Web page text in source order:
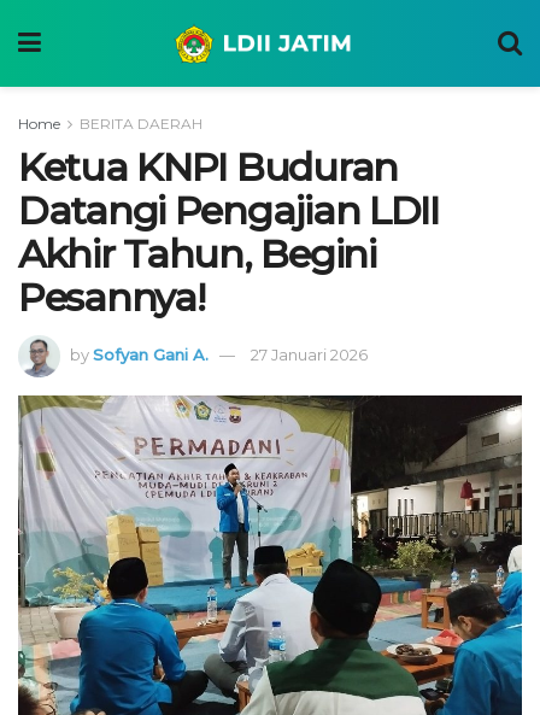
Home BERITA DAERAH
Ketua KNPI Buduran
Datangi Pengajian LDII
Akhir Tahun, Begini
Pesannya!
bySofyan Gani A. 27 Januari 2026